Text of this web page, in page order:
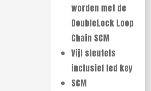
worden met de
DoubleLock Loop
Chain SCM
Vijf sleutels
inclusief led key
SCM